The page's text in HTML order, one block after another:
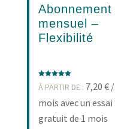
Abonnement
mensuel –
Flexibilité
Note
5.00
À PARTIR DE : 7,20 € /
mois avec un essai
gratuit de 1 mois